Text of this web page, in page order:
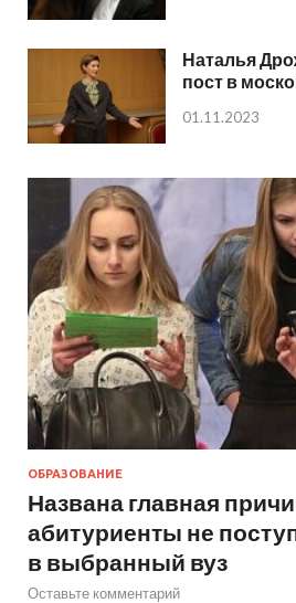
Наталья
пост в
01.11.2023
ОБРАЗОВАНИЕ
Названа главная
абитуриенты не
в выбранный вуз
Оставьте комментарий